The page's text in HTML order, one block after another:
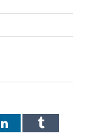
LinkedInTumblr